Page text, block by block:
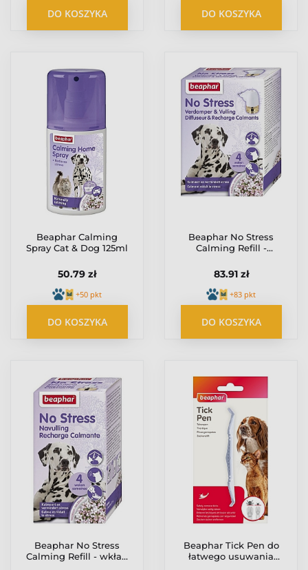
DO KOSZYKA DO KOSZYKA
Beaphar Calming
Spray Cat & Dog 125ml
50.79 zł
+50 pkt
DO KOSZYKA
Beaphar No Stress
Calming Refill -
behawioralny dla
psów 30ml
83.91 zł
+83 pkt
DO KOSZYKA
Beaphar No Stress
Calming Refill - wkład
Beaphar Tick Pen do
łatwego usuwania